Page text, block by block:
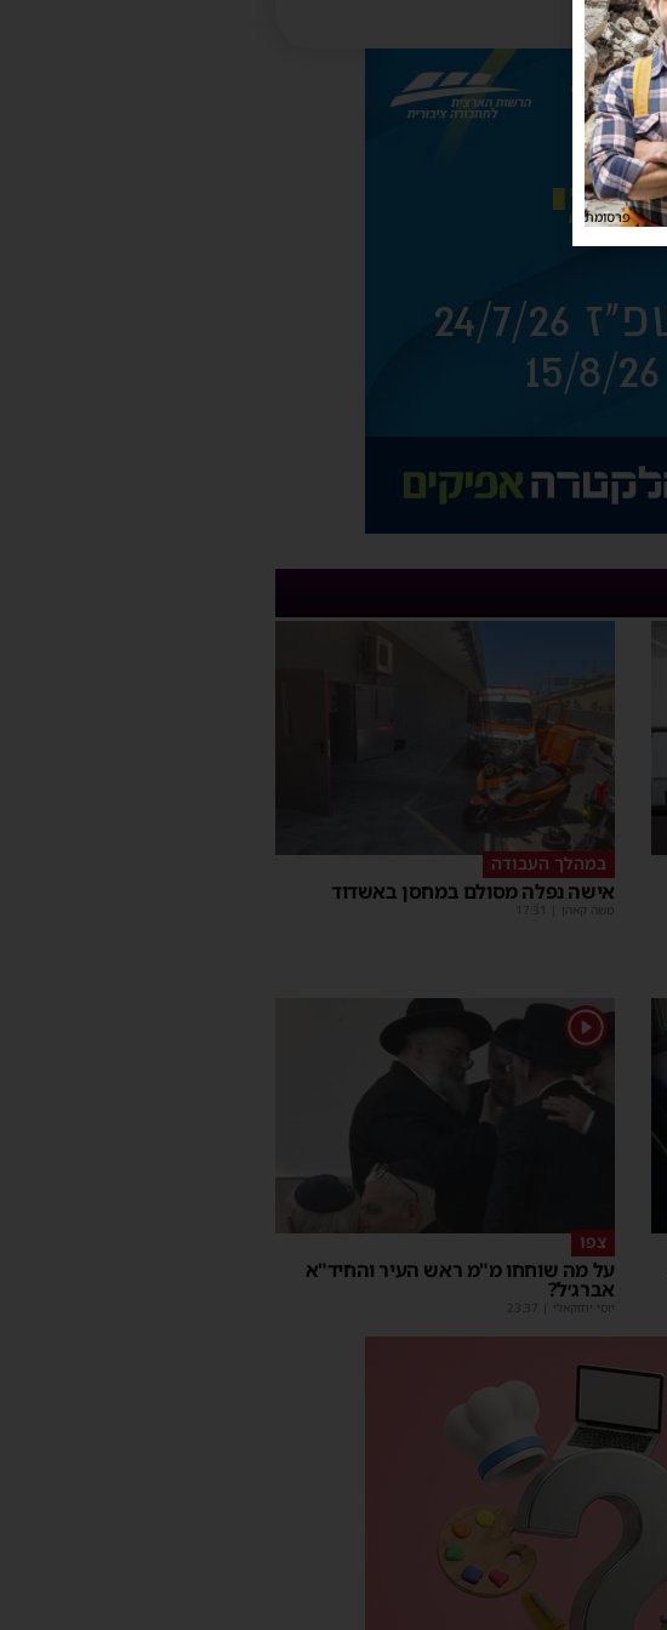
במהלך העבודה
אישה נפלה מסולם במחסן באשדוד
משה קאהן 17:31
1
צפו
על מה שוחחו מ"מ ראש העיר והחיד"א
אברג׳ל?
יוסי יחזקאלי 23:37
פרסומת